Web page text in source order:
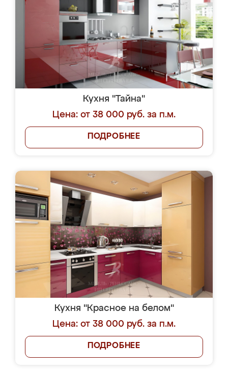
Кухня "Тайна"
Цена: от 38 000 руб. за п.м.
ПОДРОБНЕЕ
Кухня "Красное на белом"
Цена: от 38 000 руб. за п.м.
ПОДРОБНЕЕ